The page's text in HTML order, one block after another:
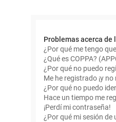
Problemas acerca
¿Por qué me tengo
¿Qué es COPPA?
¿Por qué no puedo
Me he registrado ¡y
¿Por qué no puedo
Hace un tiempo me
¡Perdí mi contraseña!
¿Por qué mi sesión